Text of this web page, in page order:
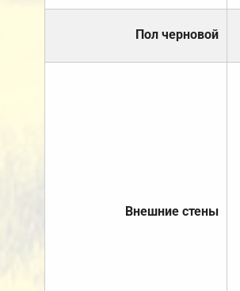
Пол черновой
Внешние стены